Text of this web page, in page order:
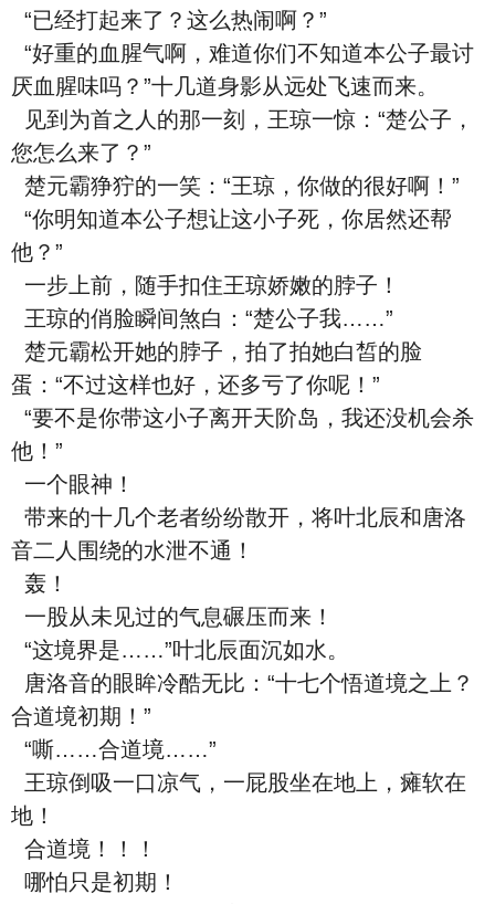
“已经打起来了？这么热闹啊？”
“好重的血腥气啊，难道你们不知道本公子最讨
厌血腥味吗？”十几道身影从远处飞速而来。
见到为首之人的那一刻，王琼一惊：“楚公子，
您怎么来了？”
楚元霸狰狞的一笑：“王琼，你做的很好啊！”
“你明知道本公子想让这小子死，你居然还帮
他？”
一步上前，随手扣住王琼娇嫩的脖子！
王琼的俏脸瞬间煞白：“楚公子我……”
楚元霸松开她的脖子，拍了拍她白皙的脸
蛋：“不过这样也好，还多亏了你呢！”
“要不是你带这小子离开天阶岛，我还没机会杀
他！”
一个眼神！
带来的十几个老者纷纷散开，将叶北辰和唐洛
音二人围绕的水泄不通！
轰！
一股从未见过的气息碾压而来！
“这境界是……”叶北辰面沉如水。
唐洛音的眼眸冷酷无比：“十七个悟道境之上？
合道境初期！”
“嘶……合道境……”
王琼倒吸一口凉气，一屁股坐在地上，瘫软在
地！
合道境！！！
哪怕只是初期！